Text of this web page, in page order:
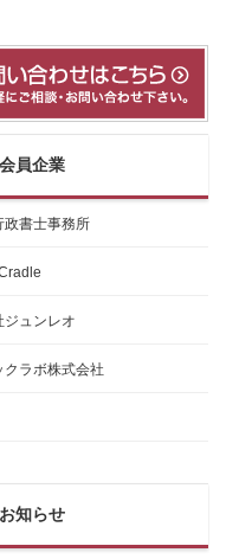
員企業
政書士事務所
ジュンレオ
クラボ株式会社
知らせ